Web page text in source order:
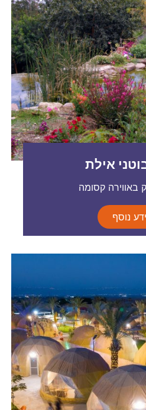
אילת
באווירה קסומה
נוסף